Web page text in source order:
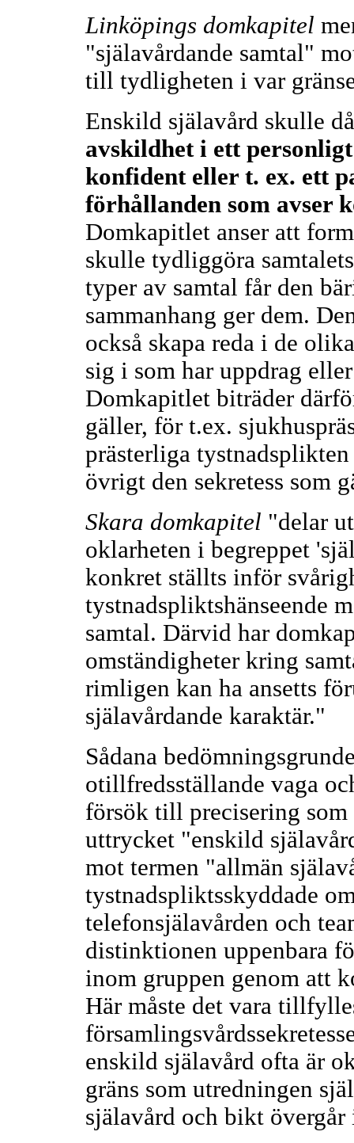
Linköpings domkapitel
"själavårdande samtal"
till tydligheten i var
Enskild själavård skulle
avskildhet i ett
konfident eller t. ex. ett
förhållanden som avser
Domkapitlet anser att
skulle tydliggöra
typer av samtal får den
sammanhang ger dem.
också skapa reda i de
sig i som har uppdrag
Domkapitlet biträder
gäller, för t.ex.
prästerliga
övrigt den sekretess som
Skara domkapitel "delar
oklarheten i begreppet
konkret ställts inför
tystnadspliktshänseende
samtal. Därvid har
omständigheter kring
rimligen kan ha ansetts
själavårdande karaktär."
Sådana
otillfredsställande vaga
försök till precisering
uttrycket "enskild
mot termen "allmän
tystnadspliktsskyddade
telefonsjälavården och
distinktionen uppenbara
inom gruppen genom att
Här måste det vara
enskild själavård ofta är
gräns som utredningen
själavård och bikt